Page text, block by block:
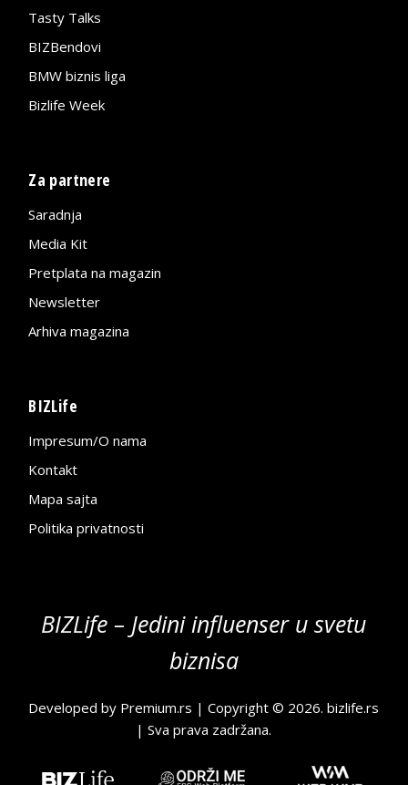
Tasty Talks
BIZBendovi
BMW biznis liga
Bizlife Week
Za partnere
Saradnja
Media Kit
Pretplata na magazin
Newsletter
Arhiva magazina
BIZLife
Impresum/O nama
Kontakt
Mapa sajta
Politika privatnosti
BIZLife – Jedini influenser u svetu
biznisa
Developed by Premium.rs | Copyright © 2026.bizlife.rs
| Sva prava zadržana.